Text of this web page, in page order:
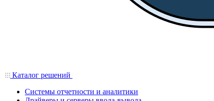
Каталог решений
Системы отчетности и аналитики